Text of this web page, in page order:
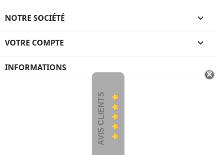
NOTRE SOCIÉTÉ 
VOTRE COMPTE 
INFORMATIONS
AVIS CLIENTS